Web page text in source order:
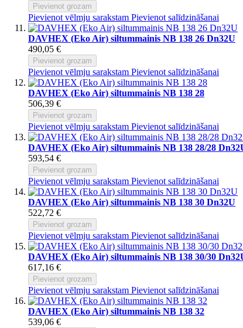
Pievienot grozam
Pievienot vēlmju sarakstam Pievienot salīdzināšanai
DAVHEX (Eko Air) siltummainis NB 138 26 Dn32U
490,05 €
Pievienot grozam
Pievienot vēlmju sarakstam Pievienot salīdzināšanai
DAVHEX (Eko Air) siltummainis NB 138 28
506,39 €
Pievienot grozam
Pievienot vēlmju sarakstam Pievienot salīdzināšanai
DAVHEX (Eko Air) siltummainis NB 138 28/28
593,54 €
Pievienot grozam
Pievienot vēlmju sarakstam Pievienot salīdzināšanai
DAVHEX (Eko Air) siltummainis NB 138 30 Dn32U
522,72 €
Pievienot grozam
Pievienot vēlmju sarakstam Pievienot salīdzināšanai
DAVHEX (Eko Air) siltummainis NB 138 30/30
617,16 €
Pievienot grozam
Pievienot vēlmju sarakstam Pievienot salīdzināšanai
DAVHEX (Eko Air) siltummainis NB 138 32
539,06 €